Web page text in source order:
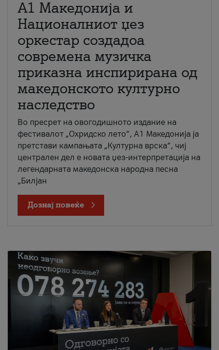
А1 Македонија и
Националниот џез
оркестар создадоа
современа музичка
приказна инспирирана од
македонското културно
наследство
Во пресрет на овогодишното издание на
фестивалот „Охридско лето“, А1 Македонија ја
претстави кампањата „Културна врска“, чиј
централен дел е новата џез-интерпретација на
легендарната македонска народна песна
„Билјан
Дознај повеќе